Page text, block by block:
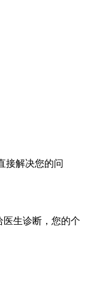
生诊断，您的个
接解决您的问